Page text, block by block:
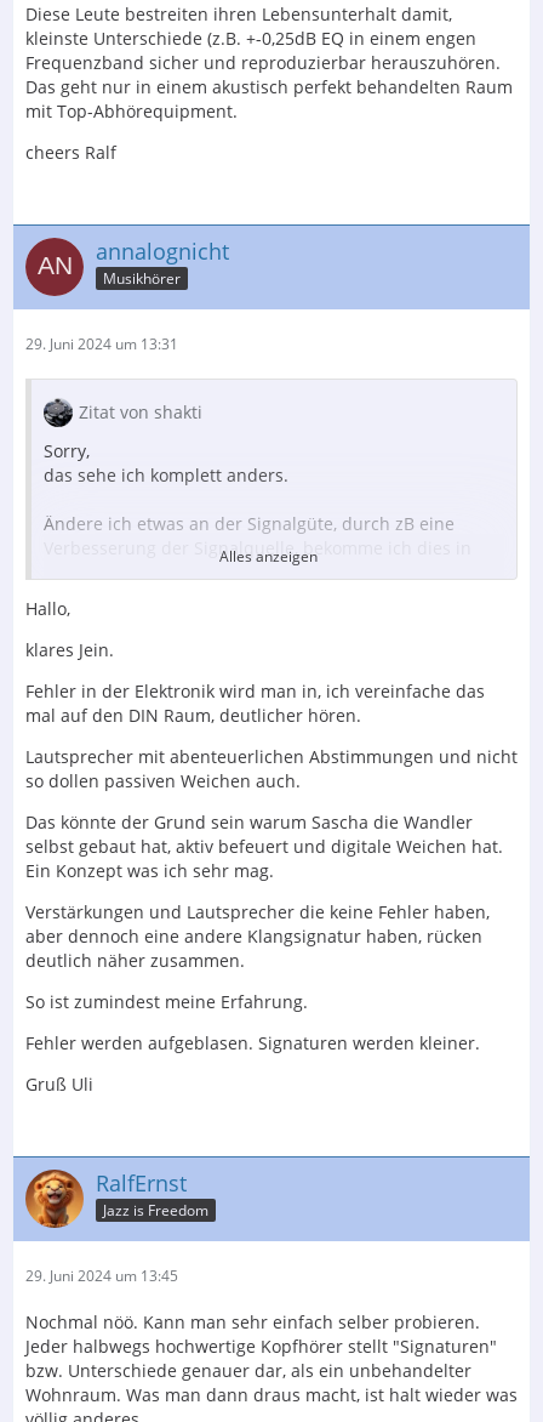
Diese Leute bestreiten ihren Lebensunterhalt damit,
kleinste Unterschiede (z.B. +-0,25dB EQ in einem engen
Frequenzband sicher und reproduzierbar herauszuhören.
Das geht nur in einem akustisch perfekt behandelten Raum
mit Top-Abhörequipment.
cheers Ralf
annalognicht
Musikhörer
29. Juni 2024 um 13:31
Zitat von shakti
Sorry,
das sehe ich komplett anders.
Ändere ich etwas an der Signalgüte, durch zB eine
Verbesserung der Signalquelle, bekomme ich dies in
Saschas Raum idealerweise überproportional klar zu
(völlig unabhängig davon, was ich mache,
Wenn dies nicht so wäre, könnte man einen solchen
verwenden.
Warum in "unbehandelten Räumen minimalste
Unterschiede aufgeblasen werden", verstehe ich
überhaupt nicht, da in solchen Räumen die
raumspezifische Signatur vieles an Klang Unterschieden
verdecken kann.
Ein nach NORM aufgebauter AbhörRaum soll ja gerade
verdecken.
Gruss
Juergen
Alles anzeigen
Hallo,
klares Jein.
Fehler in der Elektronik wird man in, ich vereinfache das
mal auf den DIN Raum, deutlicher hören.
Lautsprecher mit abenteuerlichen Abstimmungen und nicht
so dollen passiven Weichen auch.
Das könnte der Grund sein warum Sascha die Wandler
selbst gebaut hat, aktiv befeuert und digitale Weichen hat.
Ein Konzept was ich sehr mag.
Verstärkungen und Lautsprecher die keine Fehler haben,
aber dennoch eine andere Klangsignatur haben, rücken
deutlich näher zusammen.
So ist zumindest meine Erfahrung.
Fehler werden aufgeblasen. Signaturen werden kleiner.
Gruß Uli
RalfErnst
Jazz is Freedom
29. Juni 2024 um 13:45
Nochmal nöö. Kann man sehr einfach selber probieren.
Jeder halbwegs hochwertige Kopfhörer stellt "Signaturen"
bzw. Unterschiede genauer dar, als ein unbehandelter
Wohnraum. Was man dann draus macht, ist halt wieder was